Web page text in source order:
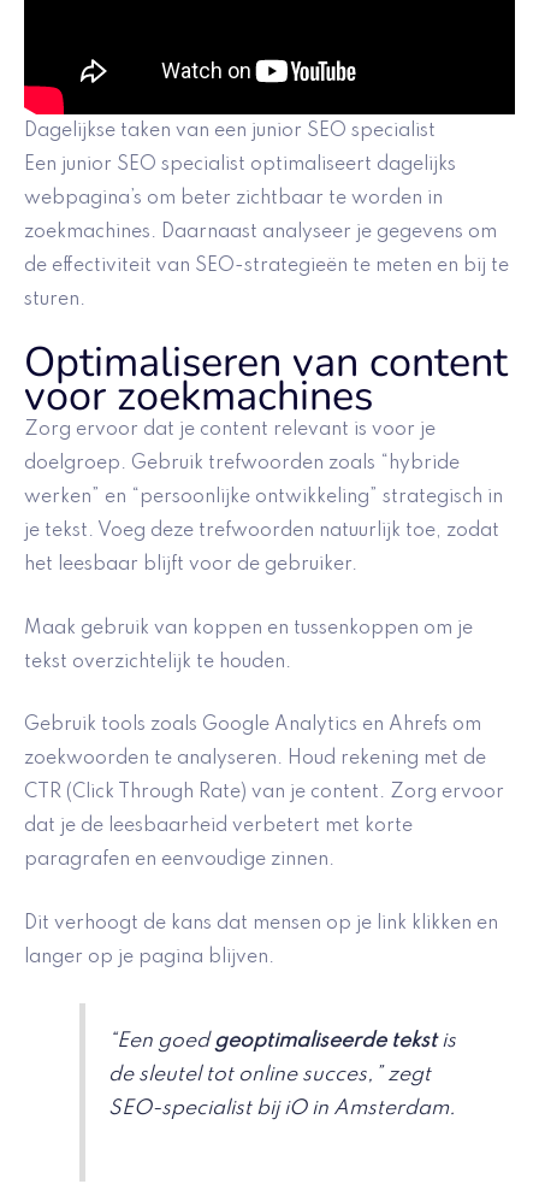
Dagelijkse taken van een junior SEO specialist
Een junior SEO specialist optimaliseert dagelijks
webpagina’s om beter zichtbaar te worden in
zoekmachines. Daarnaast analyseer je gegevens om
de effectiviteit van SEO-strategieën te meten en bij te
sturen.
Optimaliseren van content
voor zoekmachines
Zorg ervoor dat je content relevant is voor je
doelgroep. Gebruik trefwoorden zoals “hybride
werken” en “persoonlijke ontwikkeling” strategisch in
je tekst. Voeg deze trefwoorden natuurlijk toe, zodat
het leesbaar blijft voor de gebruiker.
Maak gebruik van koppen en tussenkoppen om je
tekst overzichtelijk te houden.
Gebruik tools zoals Google Analytics en Ahrefs om
zoekwoorden te analyseren. Houd rekening met de
CTR (Click Through Rate) van je content. Zorg ervoor
dat je de leesbaarheid verbetert met korte
paragrafen en eenvoudige zinnen.
Dit verhoogt de kans dat mensen op je link klikken en
langer op je pagina blijven.
“Een goed geoptimaliseerde tekstis
de sleutel tot online succes,” zegt
SEO-specialist bij iO in Amsterdam.